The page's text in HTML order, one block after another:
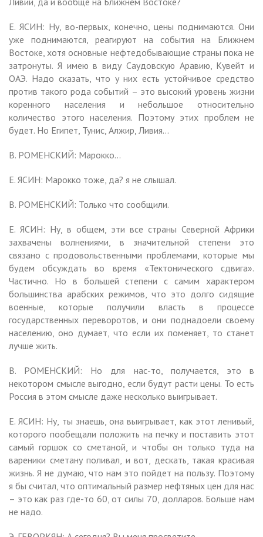
Е. ЯСИН: Ну, во-первых, конечно, цены поднимаются. Они
уже поднимаются, реагируют на события на Ближнем
Востоке, хотя основные нефтедобывающие страны пока не
затронуты. Я имею в виду Саудовскую Аравию, Кувейт и
ОАЭ. Надо сказать, что у них есть устойчивое средство
против такого рода событий – это высокий уровень жизни
коренного населения и небольшое относительно
количество этого населения. Поэтому этих проблем не
будет. Но Египет, Тунис, Алжир, Ливия…
В. РОМЕНСКИЙ: Марокко…
Е. ЯСИН: Марокко тоже, да? я не слышал.
В. РОМЕНСКИЙ: Только что сообщили.
Е. ЯСИН: Ну, в общем, эти все страны Северной Африки
захвачены волнениями, в значительной степени это
связано с продовольственными проблемами, которые мы
будем обсуждать во время «Тектонического сдвига».
Частично. Но в большей степени с самим характером
большинства арабских режимов, что это долго сидящие
военные, которые получили власть в процессе
государственных переворотов, и они поднадоели своему
населению, оно думает, что если их поменяет, то станет
лучше жить.
В. РОМЕНСКИЙ: Но для нас-то, получается, это в
некотором смысле выгодно, если будут расти цены. То есть
Россия в этом смысле даже несколько выигрывает.
Е. ЯСИН: Ну, ты знаешь, она выигрывает, как этот ленивый,
которого пообещали положить на печку и поставить этот
самый горшок со сметаной, и чтобы он только туда на
вареники сметану поливал, и вот, дескать, такая красивая
жизнь. Я не думаю, что нам это пойдет на пользу. Поэтому
я бы считал, что оптимальный размер нефтяных цен для нас
– это как раз где-то 60, от силы 70, долларов. Больше нам
не надо.